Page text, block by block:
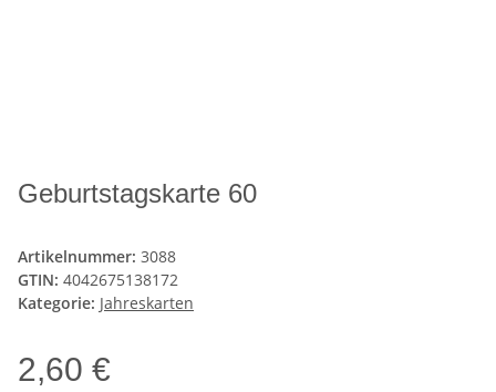
Geburtstagskarte 60
Artikelnummer: 3088
GTIN: 4042675138172
Kategorie: Jahreskarten
2,60 €